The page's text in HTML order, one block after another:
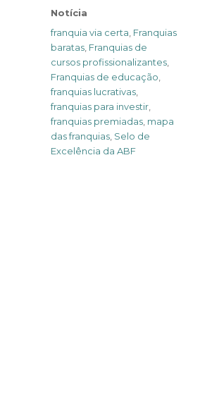
Categories
Notícia
Tags
franquia via certa Franquias
baratas Franquias de
cursos profissionalizantes
Franquias de educação
franquias lucrativas
franquias para investir
franquias premiadas mapa
das franquias Selo de
Excelência da ABF